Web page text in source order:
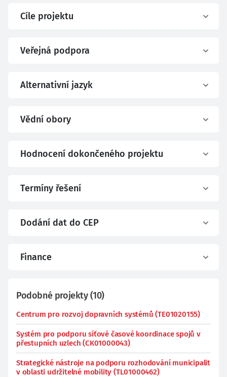
Cíle projektu
Veřejná podpora
Alternativní jazyk
Vědní obory
Hodnocení dokončeného projektu
Termíny řešení
Dodání dat do CEP
Finance
Podobné projekty(10)
Centrum pro rozvoj dopravních systémů (TE01020155)
Systém pro podporu síťové časové koordinace spojů v
přestupních uzlech (CK01000043)
Strategické nástroje na podporu rozhodování municipalit
v oblasti udržitelné mobility (TL01000462)